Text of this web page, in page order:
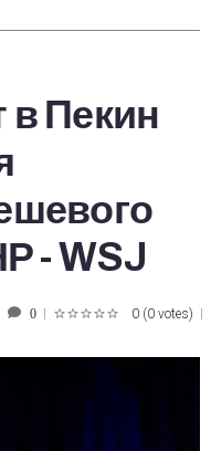
Пекин
- WSJ
0 0 (0 votes)